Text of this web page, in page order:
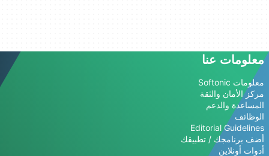
معلومات عنا
معلومات Softonic
مركز الأمان والثقة
المساعدة والدعم
الوظائف
Editorial Guidelines
أضف برنامجك / تطبيقك
أدوات أونلاين